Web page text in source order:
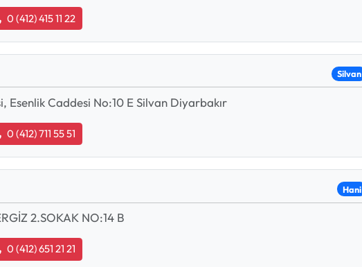
0 (412) 415 11 22
Silvan
Esenlik Caddesi No:10 E Silvan Diyarbakır
0 (412) 711 55 51
Hani
2.SOKAK NO:14 B
0 (412) 651 21 21